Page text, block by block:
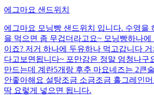
에그마요 샌드위치
에그마요 모닝빵 샌드위치 입니다. 수영을
을 먹으면 좀 무겁더라고요~ 모닝빵하나에
이죠? 저거 하나에 두유하나 먹고갑니다
다고보면됩니다~ 포만감은 정말 엄청나구
만드는데 계란5개랑 후추 마요네즈는 2큰
안좋아해요 설탕조금 소금조금 홀그레인
딱 요렇게 넣으면 됩니다.